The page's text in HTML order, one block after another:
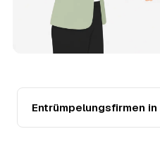
Beschreibung.
Werden
teurer?
Seit 2020 verlief die
Eine Prognose lässt sich
aktuelle Preisniveau als
wie sich der Markt
Entrümpelungsfirmen